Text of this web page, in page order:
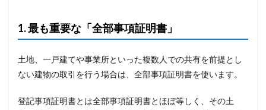
1. 最も重要な「全部事項証明書」
土地、一戸建てや事業所といった複数人での共有を前提とし
ない建物の取引を行う場合は、全部事項証明書を使います。
登記事項証明書とは全部事項証明書とほぼ等しく、その土